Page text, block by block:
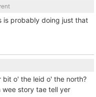
is probably doing just that
o' the leid o' the north?
wee story tae tell yer